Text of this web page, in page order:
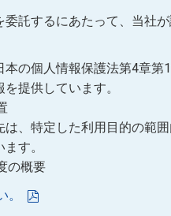
託するにあたって、当社
本の個人情報保護法第4章
提供しています。
は、特定した利用目的の範
す。
の概要
。